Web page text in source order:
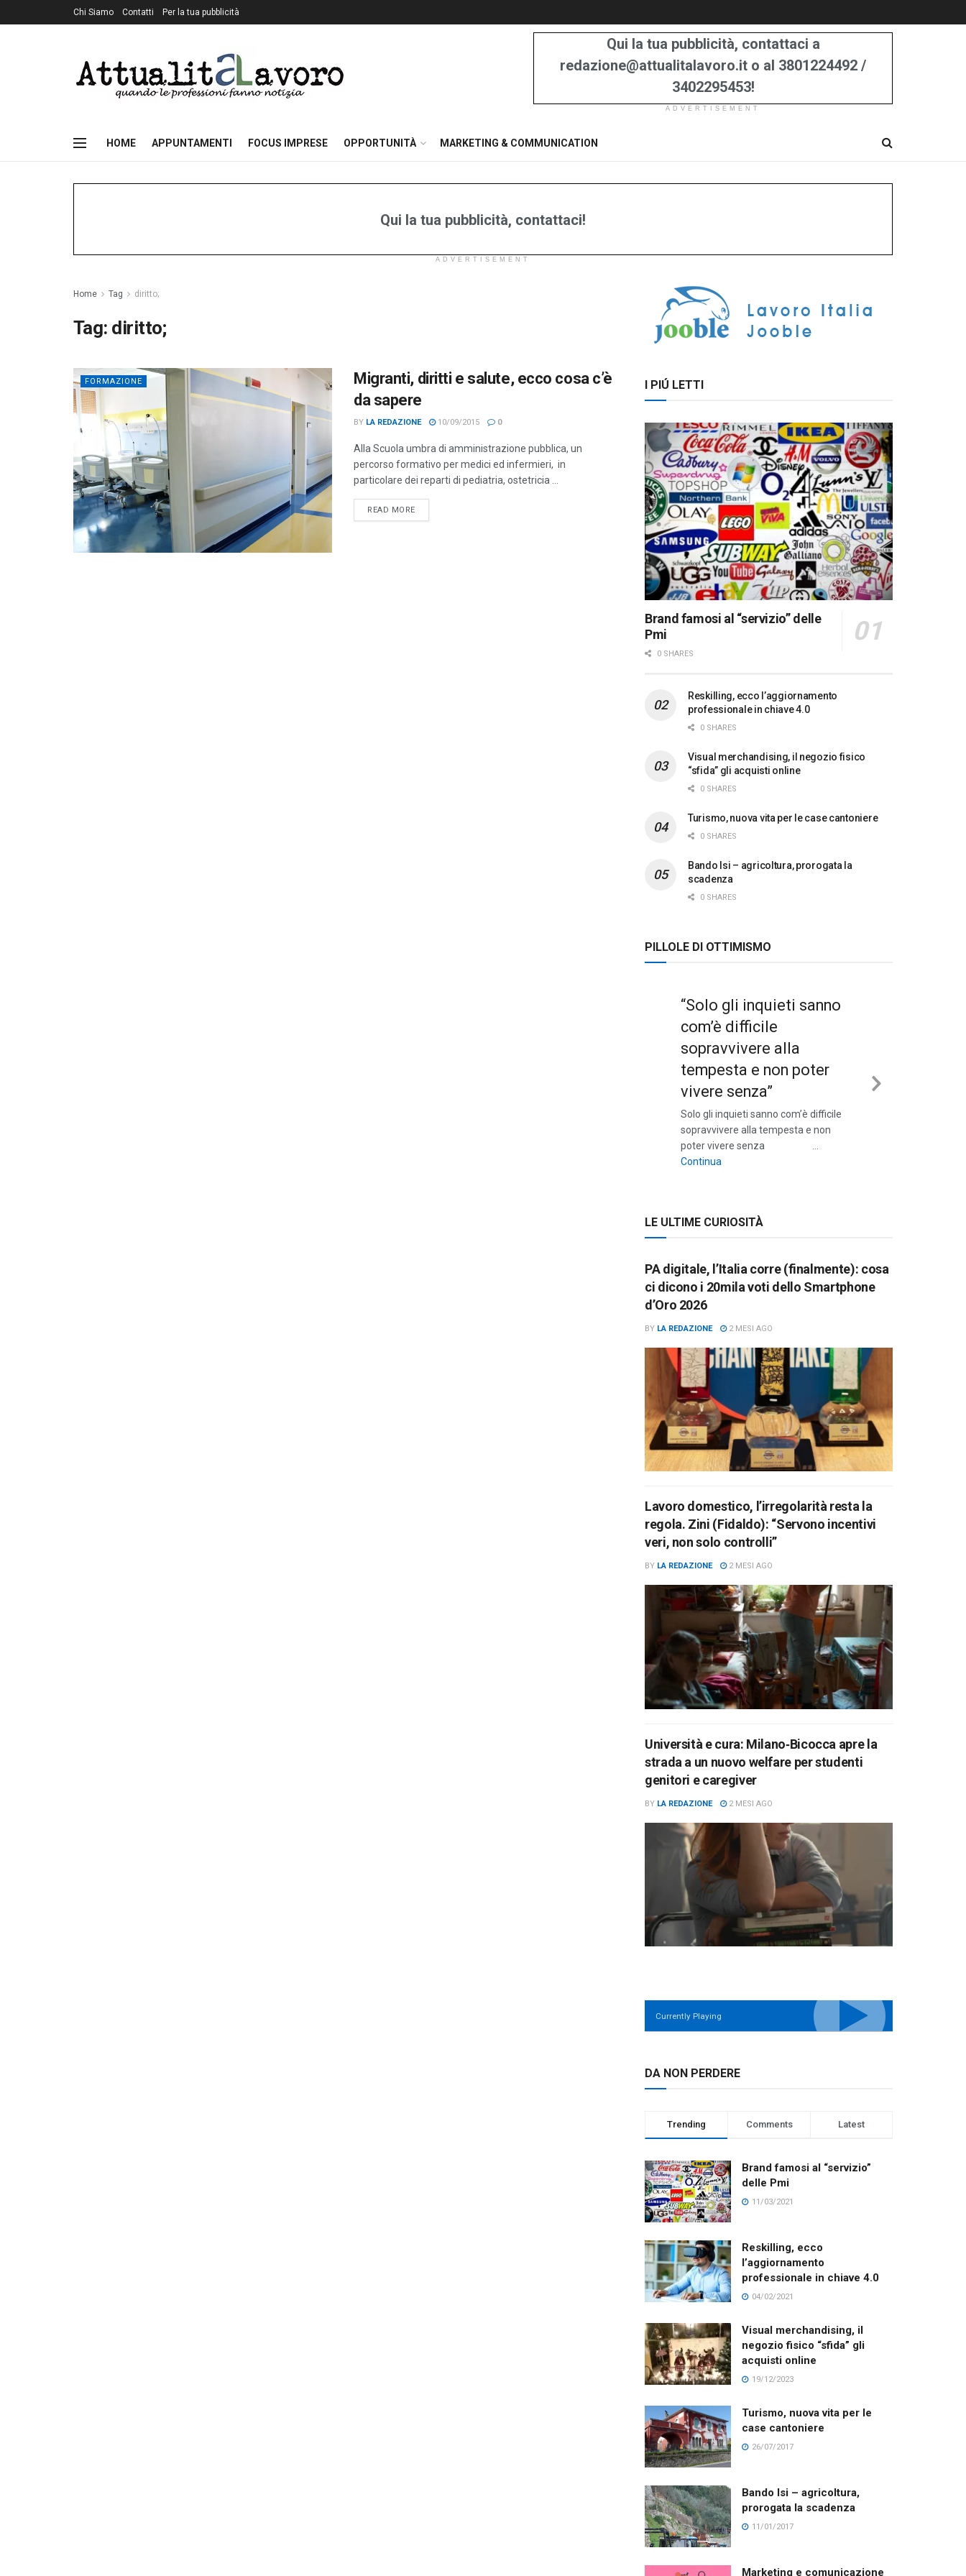
Chi Siamo Contatti Per la tua pubblicità
Qui la tua pubblicità, contattaci a
redazione@attualitalavoro.it o al 3801224492 /
3402295453!
ADVERTISEMENT
HOME APPUNTAMENTI FOCUS IMPRESE OPPORTUNITÀ MARKETING & COMMUNICATION
Qui la tua pubblicità, contattaci!
ADVERTISEMENT
Home Tag diritto;
Tag: diritto;
FORMAZIONE
Migranti, diritti e salute, ecco cosa c’è
da sapere
BY LA REDAZIONE 10/09/2015 0
Alla Scuola umbra di amministrazione pubblica, un
percorso formativo per medici ed infermieri, in
particolare dei reparti di pediatria, ostetricia ...
READ MOREDETAILS
I PIÚ LETTI
Brand famosi al “servizio” delle
Pmi
0 SHARES
Reskilling, ecco l’aggiornamento
professionale in chiave 4.0
0 SHARES
Visual merchandising, il negozio fisico
“sfida” gli acquisti online
0 SHARES
Turismo, nuova vita per le case cantoniere
0 SHARES
Bando Isi – agricoltura, prorogata la
scadenza
0 SHARES
PILLOLE DI OTTIMISMO
“Solo gli inquieti sanno
com’è difficile
sopravvivere alla
tempesta e non poter
vivere senza”
Solo gli inquieti sanno com’è difficile
sopravvivere alla tempesta e non
poter vivere senza …
Continua
LE ULTIME CURIOSITÀ
PA digitale, l’Italia corre (finalmente): cosa
ci dicono i 20mila voti dello Smartphone
d’Oro 2026
BY LA REDAZIONE 2 MESI AGO
Lavoro domestico, l’irregolarità resta la
regola. Zini (Fidaldo): “Servono incentivi
veri, non solo controlli”
BY LA REDAZIONE 2 MESI AGO
Università e cura: Milano‑Bicocca apre la
strada a un nuovo welfare per studenti
genitori e caregiver
BY LA REDAZIONE 2 MESI AGO
Currently Playing
DA NON PERDERE
Trending Comments Latest
Brand famosi al “servizio”
delle Pmi
11/03/2021
Reskilling, ecco
l’aggiornamento
professionale in chiave 4.0
04/02/2021
Visual merchandising, il
negozio fisico “sfida” gli
acquisti online
19/12/2023
Turismo, nuova vita per le
case cantoniere
26/07/2017
Bando Isi – agricoltura,
prorogata la scadenza
11/01/2017
Marketing e comunicazione